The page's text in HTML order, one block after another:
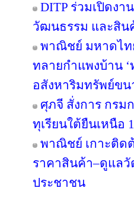
DITP ร่วมเปิดงา
วัฒนธรรม และสิน
พาณิชย์ มหาดไท
ทลายกำแพงบ้าน ‘
อสังหาริมทรัพย์ข
ศุภจี สั่งการ กรม
ทุเรียนใต้ยืนเหนือ
พาณิชย์ เกาะติด
ราคาสินค้า–ดูแลวั
ประชาชน